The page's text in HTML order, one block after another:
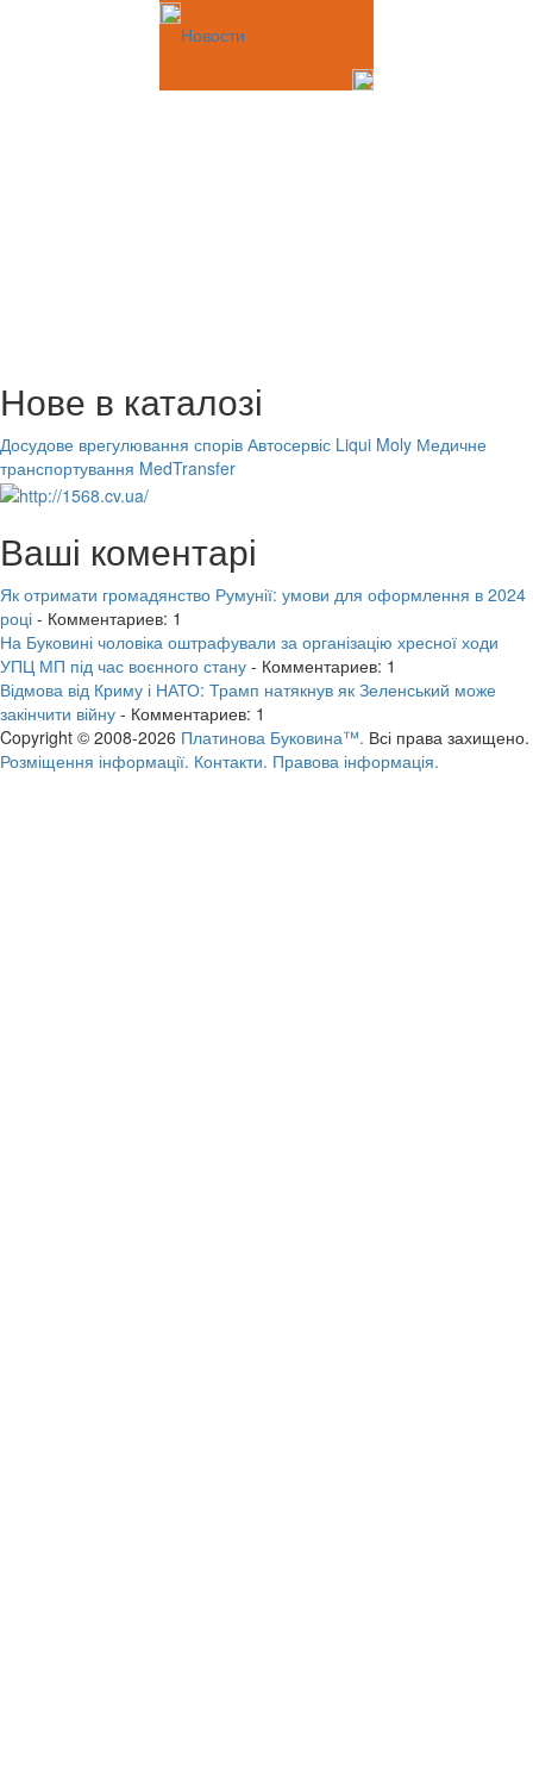
Новости
Нове в каталозі
Досудове врегулювання спорів Автосервіс Liqui Moly Медичне
транспортування MedTransfer
Ваші коментарі
Як отримати громадянство Румунії: умови для оформлення в 2024
році - Комментариев: 1
На Буковині чоловіка оштрафували за організацію хресної ходи
УПЦ МП під час воєнного стану - Комментариев: 1
Відмова від Криму і НАТО: Трамп натякнув як Зеленський може
закінчити війну - Комментариев: 1
Copyright © 2008-2026 Платинова Буковина™. Всі права захищено.
Розміщення інформації. Контакти. Правова інформація.